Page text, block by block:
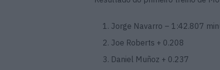
Jorge Navarro – 1:42.807
Joe Roberts + 0.208
Daniel Muñoz + 0.237